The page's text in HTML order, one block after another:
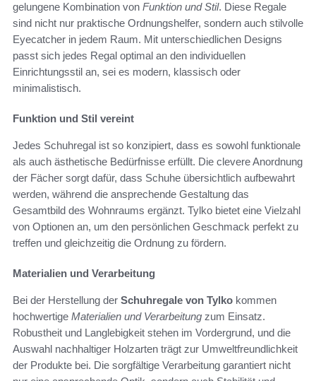
gelungene Kombination von Funktion und Stil. Diese Regale
sind nicht nur praktische Ordnungshelfer, sondern auch stilvolle
Eyecatcher in jedem Raum. Mit unterschiedlichen Designs
passt sich jedes Regal optimal an den individuellen
Einrichtungsstil an, sei es modern, klassisch oder
minimalistisch.
Funktion und Stil vereint
Jedes Schuhregal ist so konzipiert, dass es sowohl funktionale
als auch ästhetische Bedürfnisse erfüllt. Die clevere Anordnung
der Fächer sorgt dafür, dass Schuhe übersichtlich aufbewahrt
werden, während die ansprechende Gestaltung das
Gesamtbild des Wohnraums ergänzt. Tylko bietet eine Vielzahl
von Optionen an, um den persönlichen Geschmack perfekt zu
treffen und gleichzeitig die Ordnung zu fördern.
Materialien und Verarbeitung
Bei der Herstellung der Schuhregale von Tylko kommen
hochwertige Materialien und Verarbeitung zum Einsatz.
Robustheit und Langlebigkeit stehen im Vordergrund, und die
Auswahl nachhaltiger Holzarten trägt zur Umweltfreundlichkeit
der Produkte bei. Die sorgfältige Verarbeitung garantiert nicht